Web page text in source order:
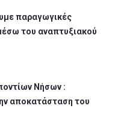
παραγωγικές
του αναπτυξιακού
Νήσων :
αποκατάσταση του